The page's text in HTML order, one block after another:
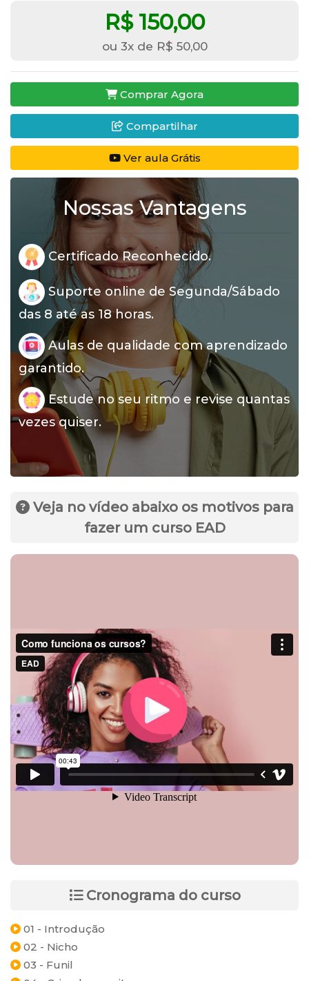
R$ 150,00
ou 3x de R$ 50,00
Comprar Agora
Compartilhar
Ver aula Grátis
Nossas Vantagens
Certificado Reconhecido.
Suporte online de Segunda/Sábado
das 8 até as 18 horas.
Aulas de qualidade com aprendizado
garantido.
Estude no seu ritmo e revise quantas
vezes quiser.
Veja no vídeo abaixo os motivos para
fazer um curso EAD
Cronograma do curso
01 - Introdução
02 - Nicho
03 - Funil